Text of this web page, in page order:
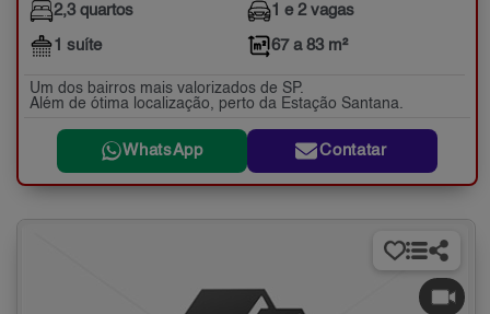
2,3 quartos
1 suíte
1 e 2 vagas
67 a 83 m²
Um dos bairros mais valorizados de SP.
Além de ótima localização, perto da Estação Santana.
WhatsApp Contatar